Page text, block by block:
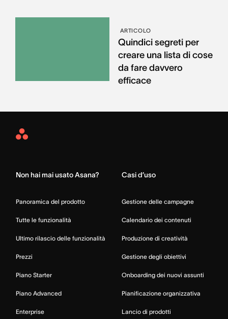
ARTICOLO
Quindici segreti per
creare una lista di cose
da fare davvero
efficace
Asana
Non hai mai usato Asana?
Panoramica del prodotto
Tutte le funzionalità
Ultimo rilascio delle funzionalità
Prezzi
Piano Starter
Piano Advanced
Enterprise
Casi d’uso
Gestione delle campagne
Calendario dei contenuti
Produzione di creatività
Gestione degli obiettivi
Onboarding dei nuovi assunti
Pianificazione organizzativa
Lancio di prodotti